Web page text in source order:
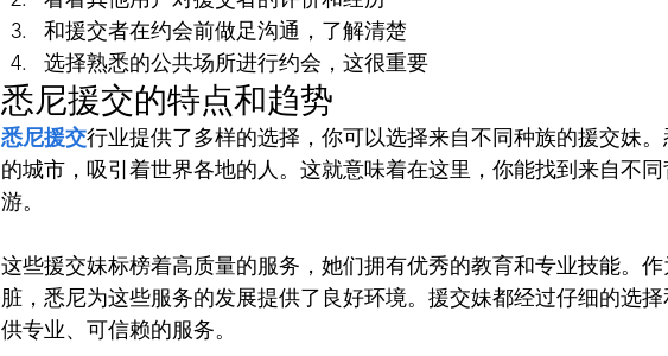
和援交者在约会前做足沟通，了解清楚
选择熟悉的公共场所进行约会，这很重要
悉尼援交的特点和趋势
悉尼援交行业提供了多样的选择，你可以选择来自不同种族的援交妹
的城市，吸引着世界各地的人。这就意味着在这里，你能找到来自不
游。
这些援交妹标榜着高质量的服务，她们拥有优秀的教育和专业技能。
脏，悉尼为这些服务的发展提供了良好环境。援交妹都经过仔细的选
供专业、可信赖的服务。